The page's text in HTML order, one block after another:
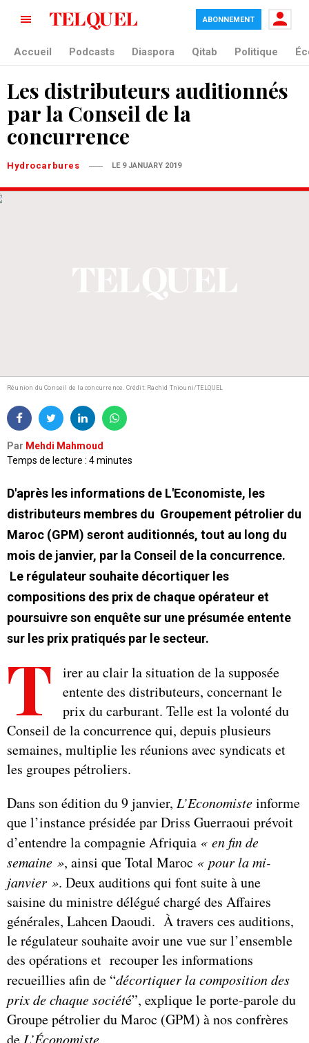
ABONNEMENT
Accueil Podcasts Diaspora Qitab Politique
Les distributeurs auditionnés
par la Conseil de la
concurrence
Hydrocarbures LE 9 JANUARY 2019
Réunion du Conseil de la concurrence. Crédit: Rachid Tniouni/TELQUEL
Par Mehdi Mahmoud
Temps de lecture : 4 minutes
D'après les informations de L'Economiste, les
distributeurs membres du Groupement pétrolier du
Maroc (GPM) seront auditionnés, tout au long du
mois de janvier, par la Conseil de la concurrence.
Le régulateur souhaite décortiquer les
compositions des prix de chaque opérateur et
poursuivre son enquête sur une présumée entente
sur les prix pratiqués par le secteur.
T
irer au clair la situation de la supposée
entente des distributeurs, concernant le
prix du carburant. Telle est la volonté du
Conseil de la concurrence qui, depuis plusieurs
semaines, multiplie les réunions avec syndicats et
les groupes pétroliers.
Dans son édition du 9 janvier, L’Economisteinforme
que l’instance présidée par Driss Guerraoui prévoit
d’entendre la compagnie Afriquia « en fin de
semaine », ainsi que Total Maroc « pour la mi-
janvier ». Deux auditions qui font suite à une
saisine du ministre délégué chargé des Affaires
générales, Lahcen Daoudi. À travers ces auditions,
le régulateur souhaite avoir une vue sur l’ensemble
des opérations et recouper les informations
recueillies afin de “décortiquer la composition des
prix de chaque société”, explique le porte-parole du
Groupe pétrolier du Maroc (GPM) à nos confrères
de L’Économiste.